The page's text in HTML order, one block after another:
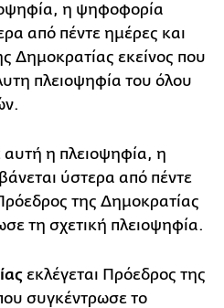
η ψηφοφορία
από πέντε ημέρες και
Δημοκρατίας εκείνος που
πλειοψηφία του όλου
αυτή η πλειοψηφία, η
ύστερα από πέντε
της Δημοκρατίας
τη σχετική πλειοψηφία.
εκλέγεται Πρόεδρος της
συγκέντρωσε το